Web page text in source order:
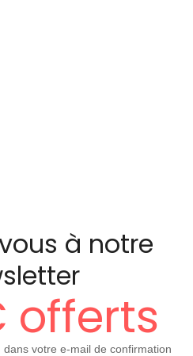
à notre
offerts
dans votre e-mail de confirmation